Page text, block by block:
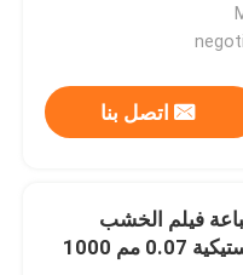
اتصل بنا
فيلم الخشب
الحبوب البلاستيكية 0.07 مم 1000